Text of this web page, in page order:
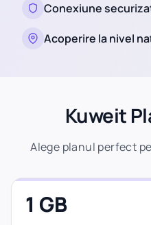
Conexiune
Acoperire la nivel
Kuweit
Alege planul perfect
1 GB